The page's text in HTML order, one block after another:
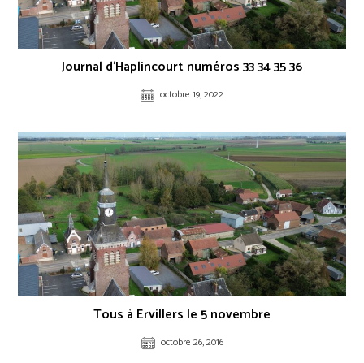
Journal d’Haplincourt numéros 33 34 35 36
octobre 19, 2022
Tous à Ervillers le 5 novembre
octobre 26, 2016